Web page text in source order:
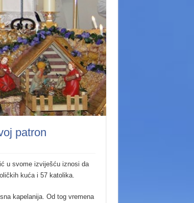
patron
u svome izviješću iznosi da
kuća i 57 katolika.
kapelanija. Od tog vremena